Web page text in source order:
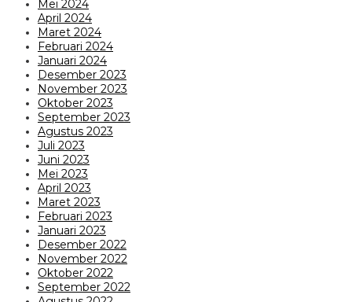
Mei 2024
April 2024
Maret 2024
Februari 2024
Januari 2024
Desember 2023
November 2023
Oktober 2023
September 2023
Agustus 2023
Juli 2023
Juni 2023
Mei 2023
April 2023
Maret 2023
Februari 2023
Januari 2023
Desember 2022
November 2022
Oktober 2022
September 2022